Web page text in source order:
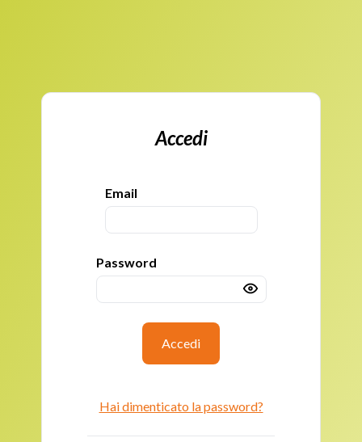
Accedi
Email
Password
Accedi
Hai dimenticato la password?